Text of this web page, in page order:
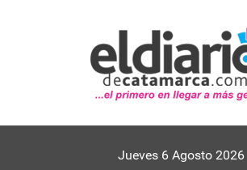
Jueves 6 Agosto 2026